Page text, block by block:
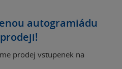
autogramiádu
prodej vstupenek na